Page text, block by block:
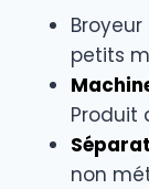
petits
Produit
non